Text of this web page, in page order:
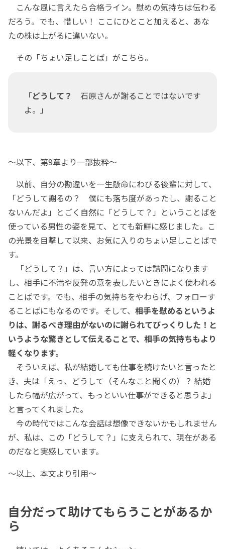
こんな風に言えたら合格ライン。慰めの気持ちは伝わる
だろう。でも、惜しい！ ここにひとこと加えると、あな
たの株は上がるに違いない。
その「ちょい足しことば」がこちら。
「どうして？
石原さんが謝ることではないです
よ。」
～以下、第9章より一部抜粋～
以前、自分の勘違いを一生懸命にわびる後輩に対して、
「どうして謝るの？ 僕にも落ち度があったし、謝ること
ないんだよ」とごく自然に「どうして？」ということばを
使っている男性の姿を見て、とても新鮮に感じました。こ
の光景を目撃して以来、お気に入りのちょい足しことばで
す。
「どうして？」は、言い方によっては詰問になります
し、相手に不満や反発の意を表したいときによく使われる
ことばです。でも、相手の気持ちをやわらげ、フォローす
ることばにもなるのです。そして、 相手を慰めるというよ
りは、謝るべき理由がないのに謝られてびっくりした！と
いうような驚きとして伝えることで、相手の気持ちもより
軽くなります。
そういえば、私が結婚しても仕事を続けたいと言ったと
き、夫は「えっ、どうして（そんなこと聞くの）？ 結婚
したら幅が広がって、もっといい仕事ができると思うよ」
と言ってくれました。
今の時代ではこんな会話は想像できないかもしれません
が、私は、この「どうして？」に支えられて、現在がある
のだなと実感しています。
～以上、本文より引用～
自分だって助けてもらうことがあるか
ら